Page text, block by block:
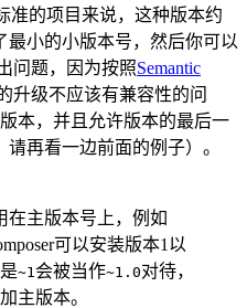
准的项目来说，这种版本约
最小的小版本号，然后你可以
问题，因为按照Semantic
升级不应该有兼容性的问
本，并且允许版本的最后一
再看一边前面的例子）。
在主版本号上，例如
可以安装版本1以
~1 会被当作~1.0对待，
主版本。